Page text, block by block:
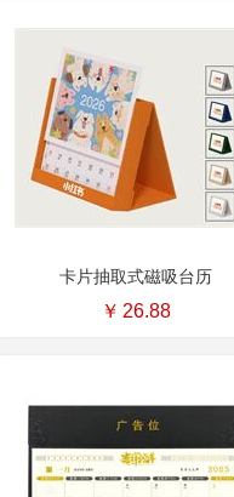
卡片抽取式磁吸台历
￥ 26.88